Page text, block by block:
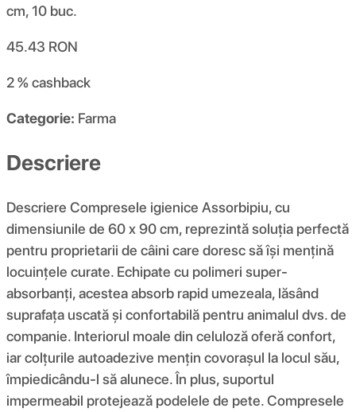
45.43 RON
2 %cashback
Categorie: Farma
Descriere
Descriere Compresele igienice Assorbipiu, cu
dimensiunile de 60 x 90 cm, reprezintă soluția perfectă
pentru proprietarii de câini care doresc să își mențină
locuințele curate. Echipate cu polimeri super-
absorbanți, acestea absorb rapid umezeala, lăsând
suprafața uscată și confortabilă pentru animalul dvs. de
companie. Interiorul moale din celuloză oferă confort,
iar colțurile autoadezive mențin covorașul la locul său,
împiedicându-l să alunece. În plus, suportul
impermeabil protejează podelele de pete. Compresele